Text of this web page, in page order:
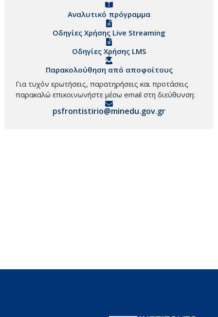
Αναλυτικό πρόγραμμα
Οδηγίες Χρήσης Live Streaming
Οδηγίες Χρήσης LMS
Παρακολούθηση από αποφοίτους
Για τυχόν ερωτήσεις, παρατηρήσεις και προτάσεις
παρακαλώ επικοινωνήστε μέσω email στη διεύθυνση:
psfrontistirio@minedu.gov.gr